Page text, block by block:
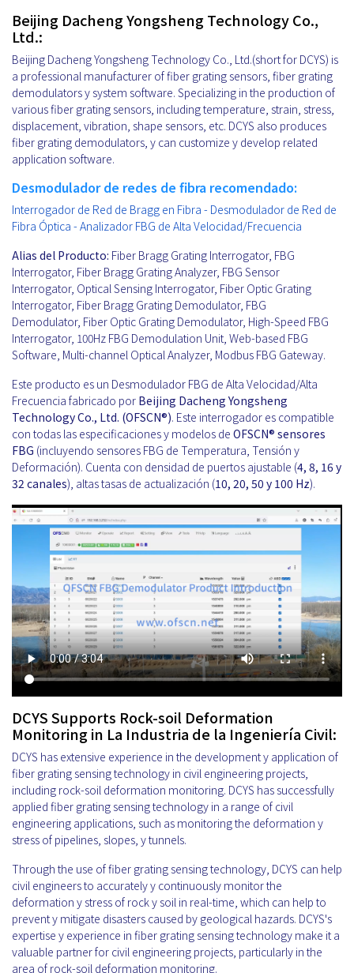
Beijing Dacheng Yongsheng Technology Co.,
Ltd.:
Beijing Dacheng Yongsheng Technology Co., Ltd.(short for DCYS) is
a professional manufacturer of fiber grating sensors, fiber grating
demodulators y system software. Specializing in the production of
various fiber grating sensors, including temperature, strain, stress,
displacement, vibration, shape sensors, etc. DCYS also produces
fiber grating demodulators, y can customize y develop related
application software.
Desmodulador de redes de fibra recomendado:
Interrogador de Red de Bragg en Fibra - Desmodulador de Red de
Fibra Óptica - Analizador FBG de Alta Velocidad/Frecuencia
Alias del Producto: Fiber Bragg Grating Interrogator, FBG
Interrogator, Fiber Bragg Grating Analyzer, FBG Sensor
Interrogator, Optical Sensing Interrogator, Fiber Optic Grating
Interrogator, Fiber Bragg Grating Demodulator, FBG
Demodulator, Fiber Optic Grating Demodulator, High-Speed FBG
Interrogator, 100Hz FBG Demodulation Unit, Web-based FBG
Software, Multi-channel Optical Analyzer, Modbus FBG Gateway.
Este producto es un Desmodulador FBG de Alta Velocidad/Alta
Frecuencia fabricado por Beijing Dacheng Yongsheng
Technology Co., Ltd. (OFSCN®). Este interrogador es compatible
con todas las especificaciones y modelos de OFSCN® sensores
FBG (incluyendo sensores FBG de Temperatura, Tensión y
Deformación). Cuenta con densidad de puertos ajustable (4, 8, 16 y
32 canales), altas tasas de actualización (10, 20, 50 y 100 Hz).
DCYS Supports Rock-soil Deformation
Monitoring in La Industria de la Ingeniería Civil:
DCYS has extensive experience in the development y application of
fiber grating sensing technology in civil engineering projects,
including rock-soil deformation monitoring. DCYS has successfully
applied fiber grating sensing technology in a range of civil
engineering applications, such as monitoring the deformation y
stress of pipelines, slopes, y tunnels.
Through the use of fiber grating sensing technology, DCYS can help
civil engineers to accurately y continuously monitor the
deformation y stress of rock y soil in real-time, which can help to
prevent y mitigate disasters caused by geological hazards. DCYS's
expertise y experience in fiber grating sensing technology make it a
valuable partner for civil engineering projects, particularly in the
area of rock-soil deformation monitoring.